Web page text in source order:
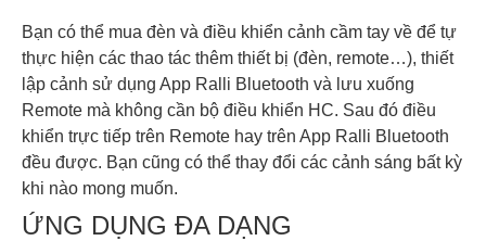
Bạn có thể mua đèn và điều khiển cảnh cầm tay về để tự
thực hiện các thao tác thêm thiết bị (đèn, remote…), thiết
lập cảnh sử dụng App Ralli Bluetooth và lưu xuống
Remote mà không cần bộ điều khiển HC. Sau đó điều
khiển trực tiếp trên Remote hay trên App Ralli Bluetooth
đều được. Bạn cũng có thể thay đổi các cảnh sáng bất kỳ
khi nào mong muốn.
ỨNG DỤNG ĐA DẠNG